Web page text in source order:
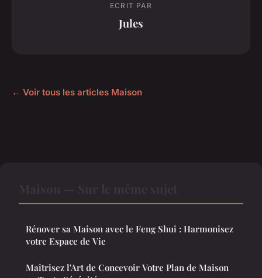
ECRIT PAR
Jules
← Voir tous les articles Maison
Rénover sa Maison avec le Feng Shui : Harmonisez
votre Espace de Vie
Maîtrisez l'Art de Concevoir Votre Plan de Maison